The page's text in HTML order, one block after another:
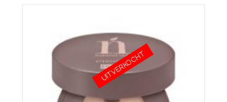
UITVERKOCHT